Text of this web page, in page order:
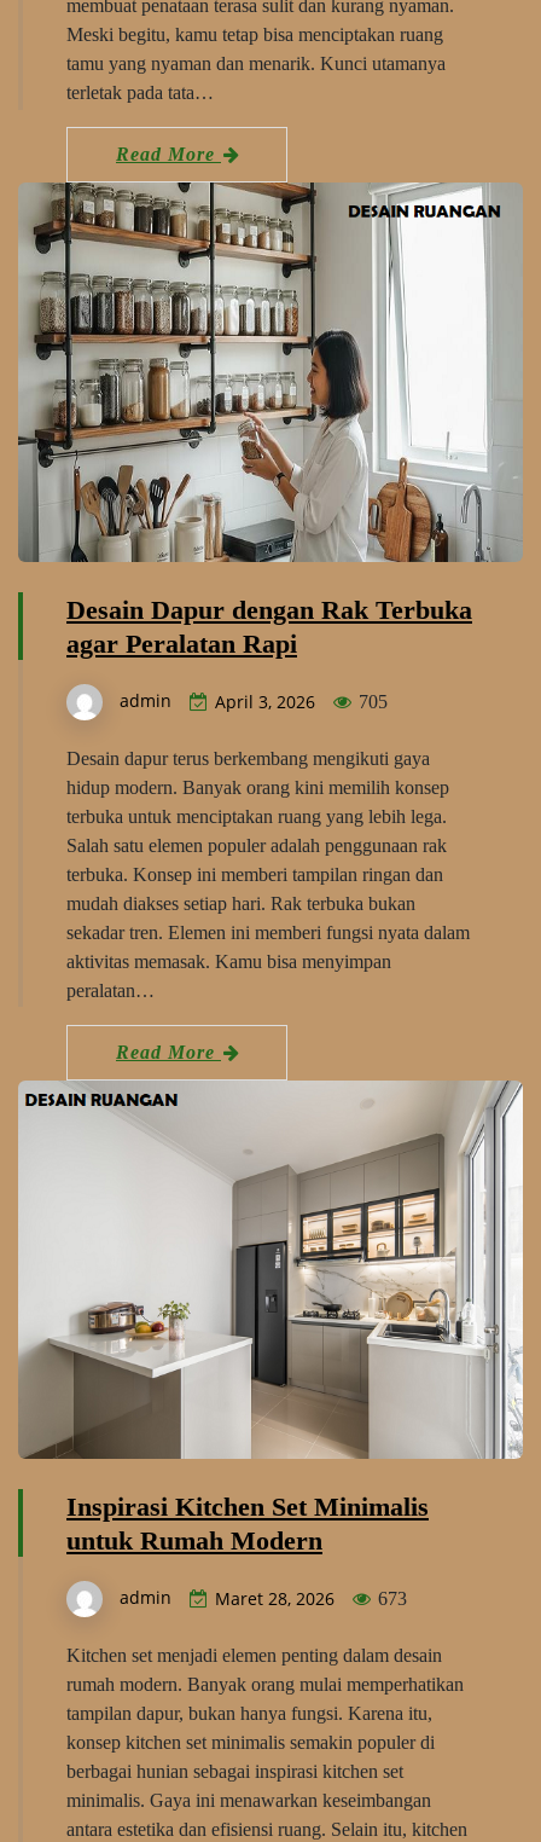
membuat penataan terasa sulit dan kurang nyaman.
Meski begitu, kamu tetap bisa menciptakan ruang
tamu yang nyaman dan menarik. Kunci utamanya
terletak pada tata…
Read More
Desain Dapur dengan Rak Terbuka
agar Peralatan Rapi
admin April 3, 2026 705
Desain dapur terus berkembang mengikuti gaya
hidup modern. Banyak orang kini memilih konsep
terbuka untuk menciptakan ruang yang lebih lega.
Salah satu elemen populer adalah penggunaan rak
terbuka. Konsep ini memberi tampilan ringan dan
mudah diakses setiap hari. Rak terbuka bukan
sekadar tren. Elemen ini memberi fungsi nyata dalam
aktivitas memasak. Kamu bisa menyimpan
peralatan…
Read More
Inspirasi Kitchen Set Minimalis
untuk Rumah Modern
admin Maret 28, 2026 673
Kitchen set menjadi elemen penting dalam desain
rumah modern. Banyak orang mulai memperhatikan
tampilan dapur, bukan hanya fungsi. Karena itu,
konsep kitchen set minimalis semakin populer di
berbagai hunian sebagai inspirasi kitchen set
minimalis. Gaya ini menawarkan keseimbangan
antara estetika dan efisiensi ruang. Selain itu, kitchen